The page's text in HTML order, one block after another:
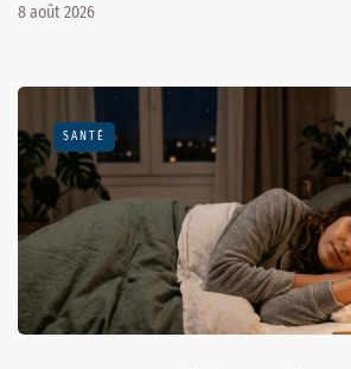
8 août 2026
SANTÉ